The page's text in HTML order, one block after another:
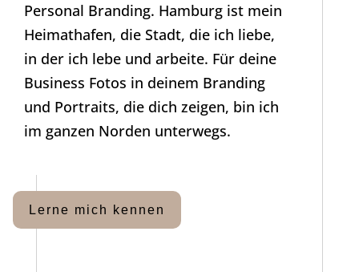
Personal Branding. Hamburg ist mein
Heimathafen, die Stadt, die ich liebe,
in der ich lebe und arbeite. Für deine
Business Fotos in deinem Branding
und Portraits, die dich zeigen, bin ich
im ganzen Norden unterwegs.
Lerne mich kennen